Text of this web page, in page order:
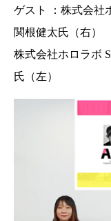
ゲスト ：株式会社
関根健太氏（右）
株式会社ホロラボ
氏（左）